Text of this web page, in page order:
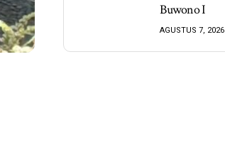
Buwono I
AGUSTUS 7, 2026